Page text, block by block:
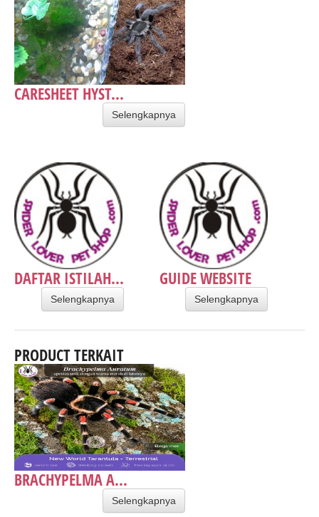
CARESHEET HYST...
Selengkapnya
DAFTAR ISTILAH...
Selengkapnya
GUIDE WEBSITE
Selengkapnya
PRODUCT TERKAIT
BRACHYPELMA A...
Selengkapnya